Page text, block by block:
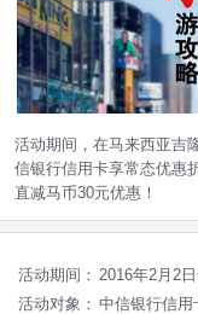
活动期间，在马来西亚吉
信银行信用卡享常态优惠
直减马币30元优惠！
活动期间： 2016年2月2
活动对象： 中信银行信用